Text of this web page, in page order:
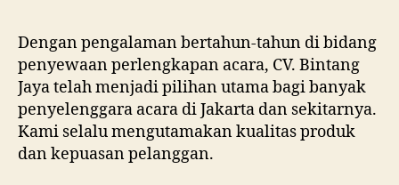
Dengan pengalaman bertahun-tahun di bidang
penyewaan perlengkapan acara, CV. Bintang
Jaya telah menjadi pilihan utama bagi banyak
penyelenggara acara di Jakarta dan sekitarnya.
Kami selalu mengutamakan kualitas produk
dan kepuasan pelanggan.